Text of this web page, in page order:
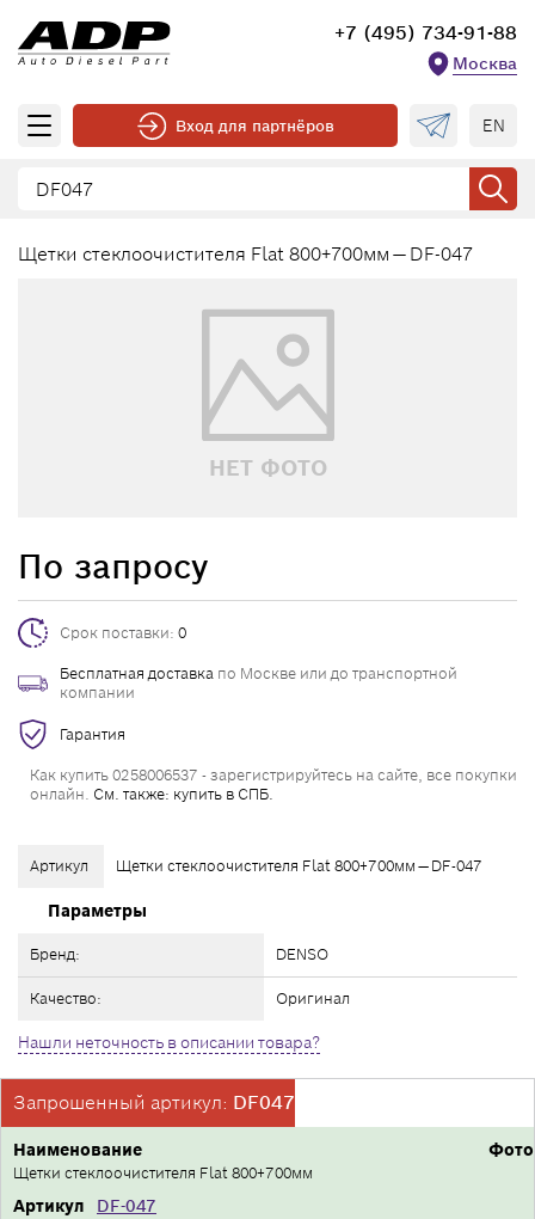
+7 (495) 734-91-88
Москва
Вход для партнёров EN
Щетки стеклоочистителя Flat 800+700мм — DF-047
НЕТ ФОТО
Артикул Щетки стеклоочистителя Flat 800+700мм — DF-047
Параметры
Бренд: DENSO
Качество: Оригинал
Нашли неточность в описании товара?
По запросу
Срок поставки: 0
Бесплатная доставка по Москве или до транспортной
компании
Гарантия
Как купить 0258006537 - зарегистрируйтесь на сайте, все покупки
онлайн. См. также: купить в СПБ.
Запрошенный артикул: DF047
Фото
Артикул DF-047
Наименование
Щетки стеклоочистителя Flat 800+700мм